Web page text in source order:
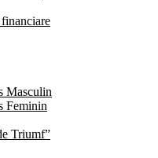
Masculin
Feminin
Triumf”